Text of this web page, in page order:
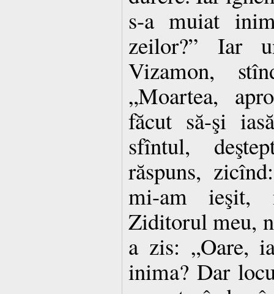
s-a muiat
zeilor?” Iar
Vizamon,
„Moartea,
făcut să-şi
sfîntul,
răspuns,
mi-am ieşit,
Ziditorul meu,
a zis: „Oare,
inima? Dar